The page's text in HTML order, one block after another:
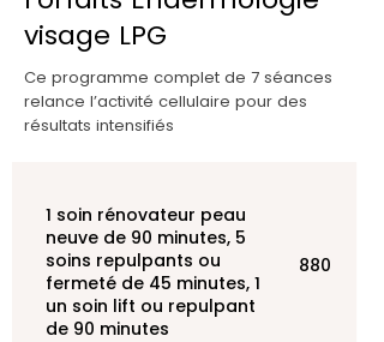
visage LPG
Ce programme complet de 7 séances
relance l’activité cellulaire pour des
résultats intensifiés
1 soin rénovateur peau
neuve de 90 minutes, 5
soins repulpants ou
fermeté de 45 minutes, 1
un soin lift ou repulpant
de 90 minutes
880